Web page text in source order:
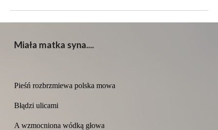
Miała matka syna....
Pieśń rozbrzmiewa polska mowa
Błądzi ulicami
A wzmocniona wódką głowa